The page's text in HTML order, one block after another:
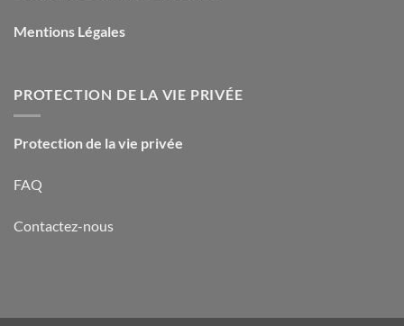
Mentions Légales
PROTECTION DE LA VIE PRIVÉE
Protection de la vie privée
FAQ
Contactez-nous